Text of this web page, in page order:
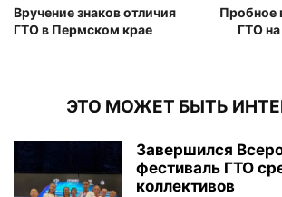
Вручение знаков отличия
ГТО в Пермском крае
Пробное
ГТО
ЭТО МОЖЕТ БЫТЬ
Завершился
фестиваль ГТО
коллективов